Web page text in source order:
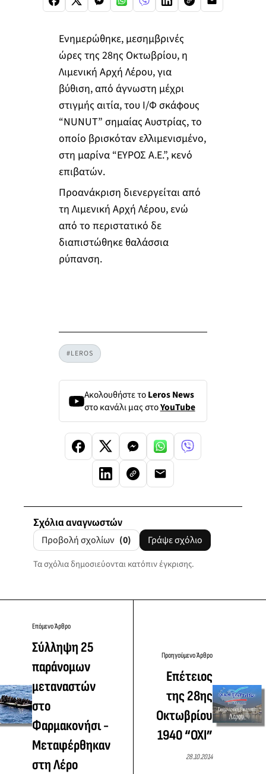
Ενημερώθηκε, μεσημβρινές
ώρες της 28ης Οκτωβρίου, η
Λιμενική Αρχή Λέρου, για
βύθιση, από άγνωστη μέχρι
στιγμής αιτία, του Ι/Φ σκάφους
“NUNUT” σημαίας Αυστρίας, το
οποίο βρισκόταν ελλιμενισμένο,
στη μαρίνα “ΕΥΡΟΣ Α.Ε.”, κενό
επιβατών.
Προανάκριση διενεργείται από
τη Λιμενική Αρχή Λέρου, ενώ
από το περιστατικό δε
διαπιστώθηκε θαλάσσια
ρύπανση.
#LEROS
Ακολουθήστε τοLeros News
στο κανάλι μας στοYouTube
Σχόλια αναγνωστών
Προβολή σχολίων (0) Γράψε σχόλιο
Τα σχόλια δημοσιεύονται κατόπιν έγκρισης.
Επόμενο Άρθρο
Σύλληψη 25
παράνομων
μεταναστών
στο
Φαρμακονήσι -
Μεταφέρθηκαν
στη Λέρο
Προηγούμενο Άρθρο
Επέτειος
της 28ης
Οκτωβρίου
1940 “ΟΧΙ”
28.10.2014